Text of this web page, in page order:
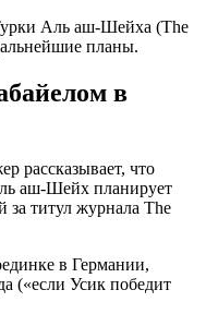
Аль аш-Шейха (The
планы.
в
рассказывает, что
аш-Шейх планирует
за титул журнала The
в Германии,
(«если Усик победит